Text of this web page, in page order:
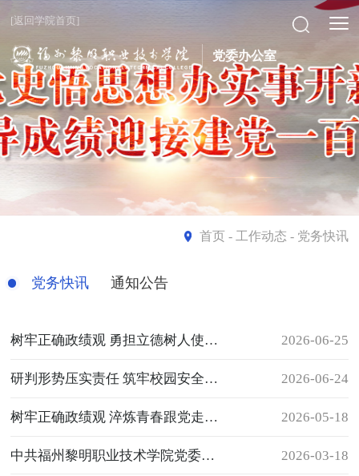
[返回学院首页]
党委办公室
首页- 工作动态 - 党务快讯
党务快讯 通知公告
树牢正确政绩观 勇担立德树人使命—— 学校党委书记讲授树立和践行正确政绩观学习教育专题党课 2026-06-25
研判形势压实责任 筑牢校园安全防线——我校召开2026年上半年安全稳定形势分析研判会 2026-06-24
树牢正确政绩观 淬炼青春跟党走—— 我院举行2026年上半年入党积极分子培训班开班仪式 2026-05-18
中共福州黎明职业技术学院党委召开全面从严治党工作专题研究部署会 2026-03-18